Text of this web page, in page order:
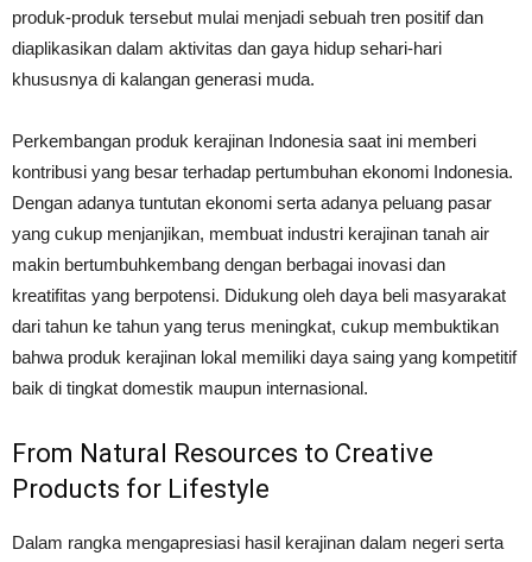
produk-produk tersebut mulai menjadi sebuah tren positif dan
diaplikasikan dalam aktivitas dan gaya hidup sehari-hari
khususnya di kalangan generasi muda.
Perkembangan produk kerajinan Indonesia saat ini memberi
kontribusi yang besar terhadap pertumbuhan ekonomi Indonesia.
Dengan adanya tuntutan ekonomi serta adanya peluang pasar
yang cukup menjanjikan, membuat industri kerajinan tanah air
makin bertumbuhkembang dengan berbagai inovasi dan
kreatifitas yang berpotensi. Didukung oleh daya beli masyarakat
dari tahun ke tahun yang terus meningkat, cukup membuktikan
bahwa produk kerajinan lokal memiliki daya saing yang kompetitif
baik di tingkat domestik maupun internasional.
From Natural Resources to Creative
Products for Lifestyle
Dalam rangka mengapresiasi hasil kerajinan dalam negeri serta